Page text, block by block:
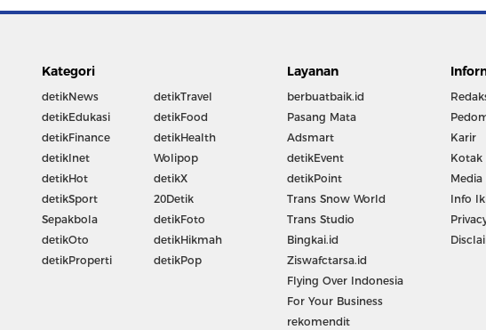
Kategori
detikNews
detikEdukasi
detikFinance
detikInet
detikHot
detikSport
Sepakbola
detikOto
detikProperti
detikTravel
detikFood
detikHealth
Wolipop
detikX
20Detik
detikFoto
detikHikmah
detikPop
Layanan
berbuatbaik.id
Pasang Mata
Adsmart
detikEvent
detikPoint
Trans Snow World
Trans Studio
Bingkai.id
Ziswafctarsa.id
Flying Over Indonesia
For Your Business
rekomendit
Karir
Kotak
Info